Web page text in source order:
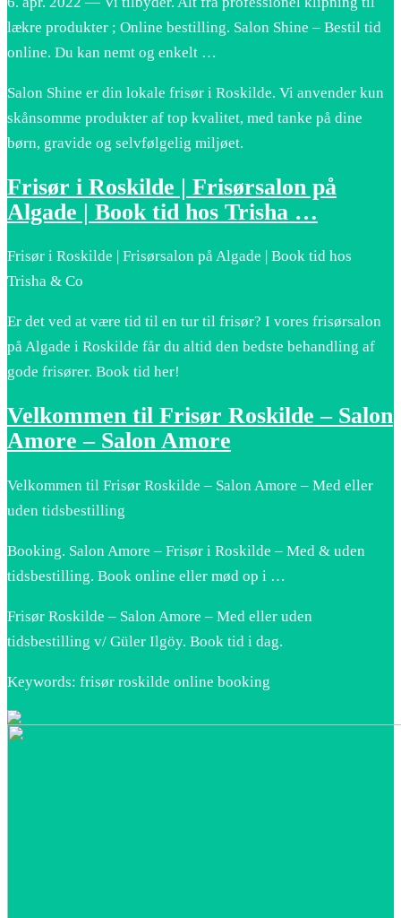
lækre produkter ; Online bestilling. Salon Shine – Bestil tid
online. Du kan nemt og enkelt …
Salon Shine er din lokale frisør i Roskilde. Vi anvender kun
skånsomme produkter af top kvalitet, med tanke på dine
børn, gravide og selvfølgelig miljøet.
Frisør i Roskilde | Frisørsalon på
Algade | Book tid hos Trisha …
Frisør i Roskilde | Frisørsalon på Algade | Book tid hos
Trisha & Co
Er det ved at være tid til en tur til frisør? I vores frisørsalon
på Algade i Roskilde får du altid den bedste behandling af
gode frisører. Book tid her!
Velkommen til Frisør Roskilde – Salon
Amore – Salon Amore
Velkommen til Frisør Roskilde – Salon Amore – Med eller
uden tidsbestilling
Booking. Salon Amore – Frisør i Roskilde – Med & uden
tidsbestilling. Book online eller mød op i …
Frisør Roskilde – Salon Amore – Med eller uden
tidsbestilling v/ Güler Ilgöy. Book tid i dag.
Keywords: frisør roskilde online booking